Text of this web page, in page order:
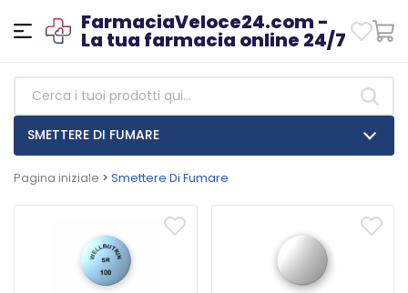
FarmaciaVeloce24.com -
La tua farmacia online 24/7
SMETTERE DI FUMARE
Pagina iniziale > Smettere Di Fumare